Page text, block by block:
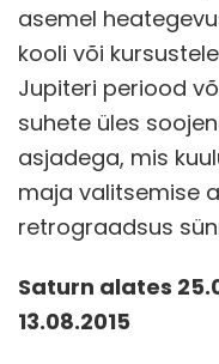
asemel
kooli või
Jupiteri periood
suhete üles
asjadega, mis
maja valitsemise
retrograadsus
Saturn alates
13.08.2015